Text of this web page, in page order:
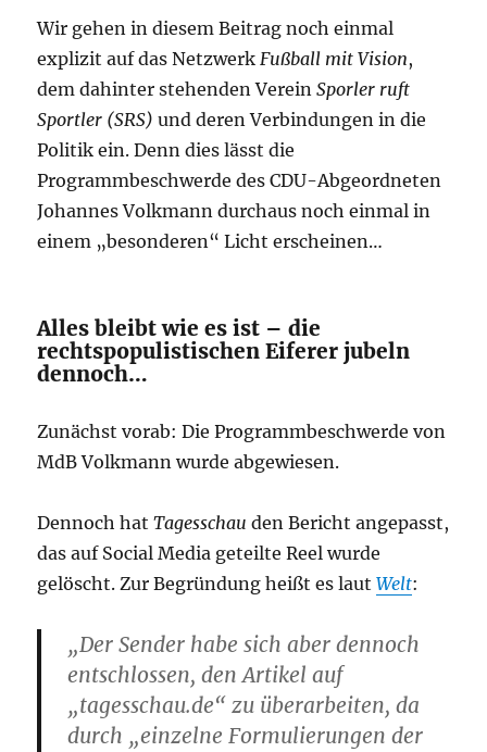
Wir gehen in diesem Beitrag noch einmal
explizit auf das NetzwerkFußball mit Vision,
dem dahinter stehenden VereinSporler ruft
Sportler (SRS) und deren Verbindungen in die
Politik ein. Denn dies lässt die
Programmbeschwerde des CDU-Abgeordneten
Johannes Volkmann durchaus noch einmal in
einem „besonderen“ Licht erscheinen…
Alles bleibt wie es ist – die
rechtspopulistischen Eiferer jubeln
dennoch…
Zunächst vorab: Die Programmbeschwerde von
MdB Volkmann wurde abgewiesen.
Dennoch hatTagesschauden Bericht angepasst,
das auf Social Media geteilte Reel wurde
gelöscht. Zur Begründung heißt es lautWelt:
„Der Sender habe sich aber dennoch
entschlossen, den Artikel auf
„tagesschau.de“ zu überarbeiten, da
durch „einzelne Formulierungen der